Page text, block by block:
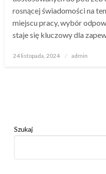
rosnącej świadomości na
miejscu pracy, wybór
staje się kluczowy dla
Opublikowane
24 listopada, 2024 admin
Szukaj